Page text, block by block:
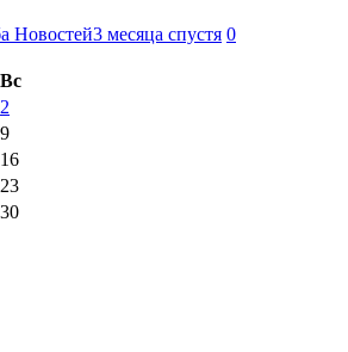
Новостей3 месяца спустя 0
Вс
2
9
16
23
30